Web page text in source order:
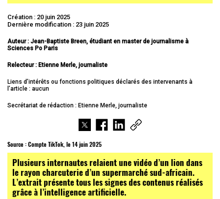
Création : 20 juin 2025
Dernière modification : 23 juin 2025
Auteur : Jean-Baptiste Breen, étudiant en master de journalisme à
Sciences Po Paris
Relecteur : Etienne Merle, journaliste
Liens d’intérêts ou fonctions politiques déclarés des intervenants à
l’article : aucun
Secrétariat de rédaction : Etienne Merle, journaliste
Source :Compte TikTok, le 14 juin 2025
Plusieurs internautes relaient une vidéo d’un lion dans
le rayon charcuterie d’un supermarché sud-africain.
L’extrait présente tous les signes des contenus réalisés
grâce à l’intelligence artificielle.